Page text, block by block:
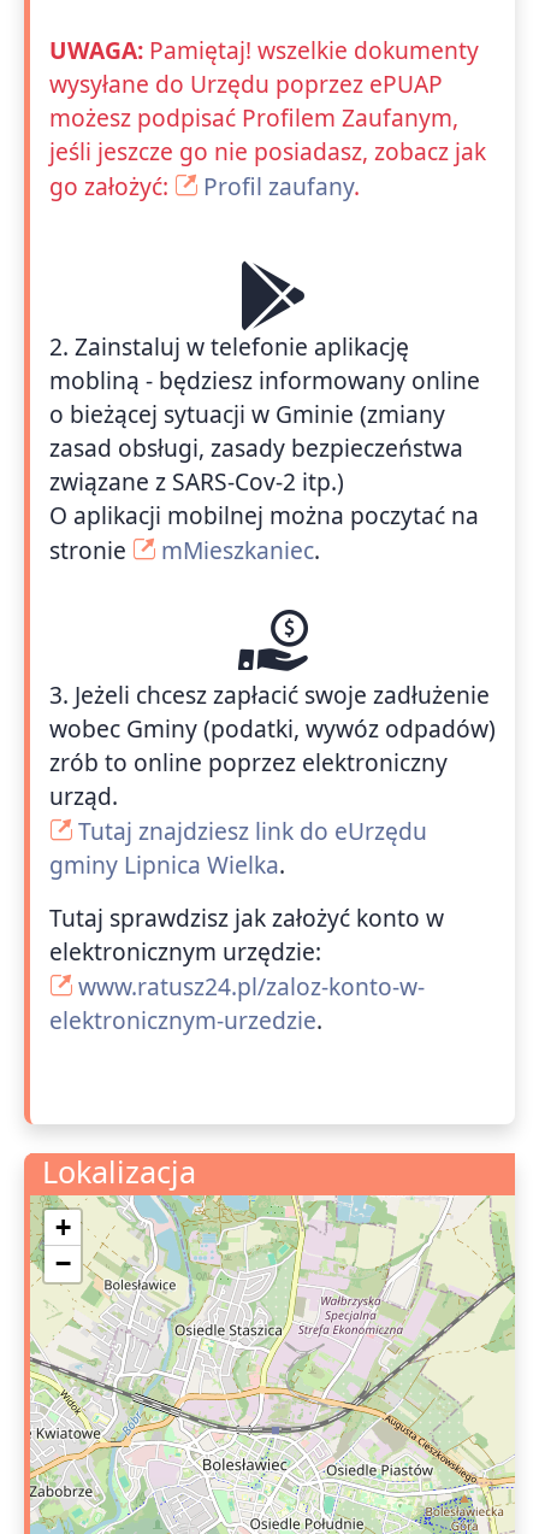
UWAGA: Pamiętaj! wszelkie dokumenty
wysyłane do Urzędu poprzez ePUAP
możesz podpisać Profilem Zaufanym,
jeśli jeszcze go nie posiadasz, zobacz jak
go założyć:
Profil zaufany.
2. Zainstaluj w telefonie aplikację
mobliną - będziesz informowany online
o bieżącej sytuacji w Gminie (zmiany
zasad obsługi, zasady bezpieczeństwa
związane z SARS-Cov-2 itp.)
O aplikacji mobilnej można poczytać na
stronie
mMieszkaniec.
3. Jeżeli chcesz zapłacić swoje zadłużenie
wobec Gminy (podatki, wywóz odpadów)
zrób to online poprzez elektroniczny
urząd.
Tutaj znajdziesz link do eUrzędu
gminy Lipnica Wielka.
Tutaj sprawdzisz jak założyć konto w
elektronicznym urzędzie:
www.ratusz24.pl/zaloz-konto-w-
elektronicznym-urzedzie.
Lokalizacja
+
−